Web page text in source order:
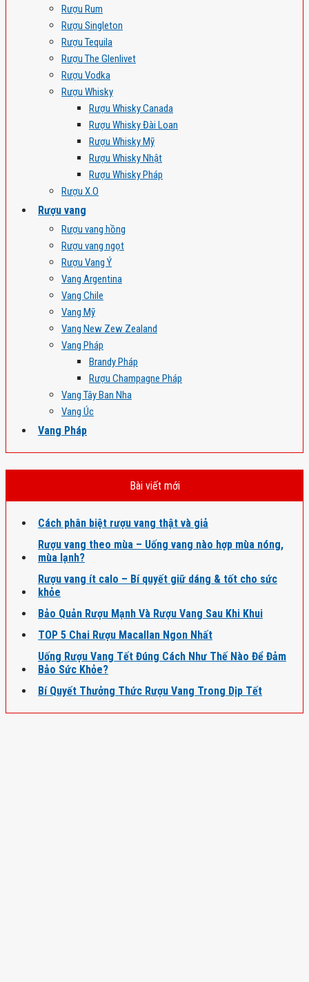
Rượu Rum
Rượu Singleton
Rượu Tequila
Rượu The Glenlivet
Rượu Vodka
Rượu Whisky
Rượu Whisky Canada
Rượu Whisky Đài Loan
Rượu Whisky Mỹ
Rượu Whisky Nhật
Rượu Whisky Pháp
Rượu X.O
Rượu vang
Rượu vang hồng
Rượu vang ngọt
Rượu Vang Ý
Vang Argentina
Vang Chile
Vang Mỹ
Vang New Zew Zealand
Vang Pháp
Brandy Pháp
Rượu Champagne Pháp
Vang Tây Ban Nha
Vang Úc
Vang Pháp
Bài viết mới
Cách phân biệt rượu vang thật và giả
Rượu vang theo mùa – Uống vang nào hợp mùa nóng,
mùa lạnh?
Rượu vang ít calo – Bí quyết giữ dáng & tốt cho sức
khỏe
Bảo Quản Rượu Mạnh Và Rượu Vang Sau Khi Khui
TOP 5 Chai Rượu Macallan Ngon Nhất
Uống Rượu Vang Tết Đúng Cách Như Thế Nào Để Đảm
Bảo Sức Khỏe?
Bí Quyết Thưởng Thức Rượu Vang Trong Dịp Tết